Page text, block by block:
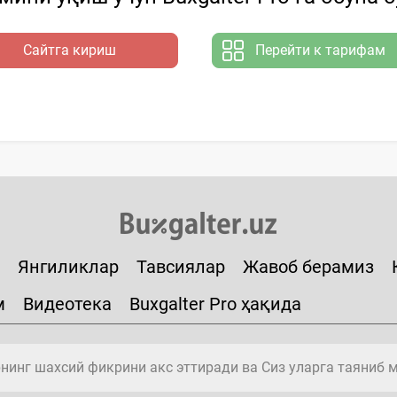
Сайтга кириш Перейти к тарифам
Янгиликлар Тавсиялар Жавоб берамиз
Видеотека Buxgalter Pro ҳақида
шахсий фикрини акс эттиради ва Сиз уларга